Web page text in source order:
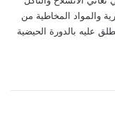
والمواد المخاطية من
عليه بالدورة الحيضية